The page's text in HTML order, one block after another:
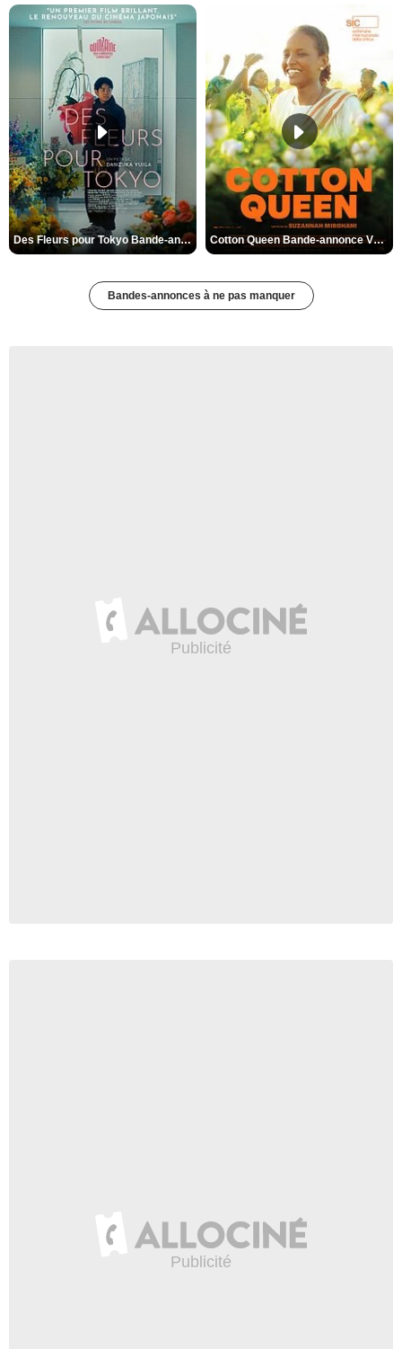
Des Fleurs pour Tokyo Bande-annonce VO STFR Cotton Queen Bande-annonce VO STFR
Bandes-annonces à ne pas manquer